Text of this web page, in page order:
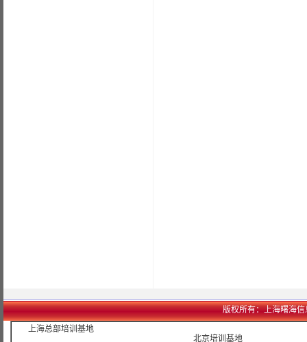
版权所有：上海曙海信
上海总部培训基地
北京培训基地